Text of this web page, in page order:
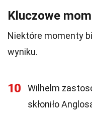
Kluczowe
Niektóre momenty
wyniku.
10
Wilhelm
skłoniło